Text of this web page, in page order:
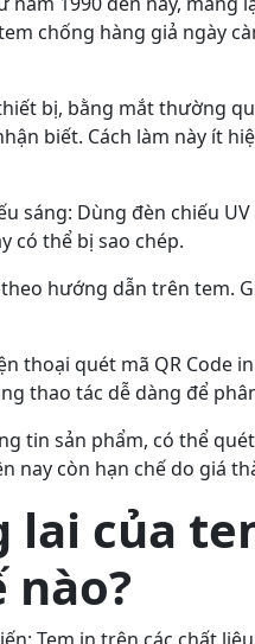
chống hàng giả ngày
bị, bằng mắt thường
biết. Cách làm này ít
sáng: Dùng đèn chiếu
có thể bị sao chép.
hướng dẫn trên tem.
thoại quét mã QR Code
thao tác dễ dàng để
tin sản phẩm, có thể
nay còn hạn chế do giá
của